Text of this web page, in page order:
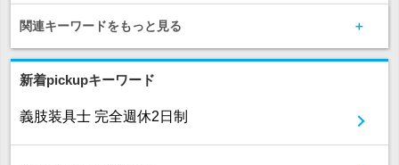
関連キーワードをもっと見る
新着pickupキーワード
義肢装具士 完全週休2日制